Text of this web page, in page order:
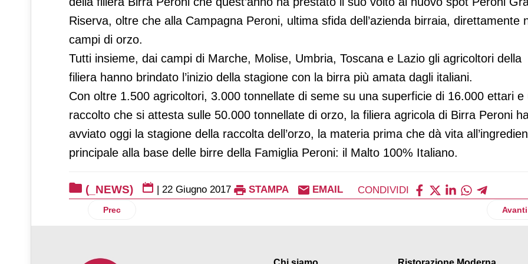
Riserva, oltre che alla Campagna Peroni, ultima sfida dell’azienda birraia, direttamente
campi di orzo.
Tutti insieme, dai campi di Marche, Molise, Umbria, Toscana e Lazio gli agricoltori della
filiera hanno brindato l’inizio della stagione con la birra più amata dagli italiani.
Con oltre 1.500 agricoltori, 3.000 tonnellate di seme su una superficie di 16.000 ettari e
raccolto che si attesta sulle 50.000 tonnellate di orzo, la filiera agricola di Birra Peroni
avviato oggi la stagione della raccolta dell’orzo, la materia prima che dà vita
principale alla base delle birre della Famiglia Peroni: il Malto 100% Italiano.
(_NEWS) | 22 Giugno 2017 STAMPA EMAIL CONDIVIDI
Articolo precedente: In arrivo Derby Blue Freezer
Prec Avanti